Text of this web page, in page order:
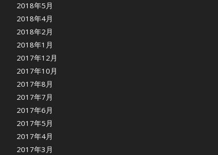
2018年5月
2018年4月
2018年2月
2018年1月
2017年12月
2017年10月
2017年8月
2017年7月
2017年6月
2017年5月
2017年4月
2017年3月